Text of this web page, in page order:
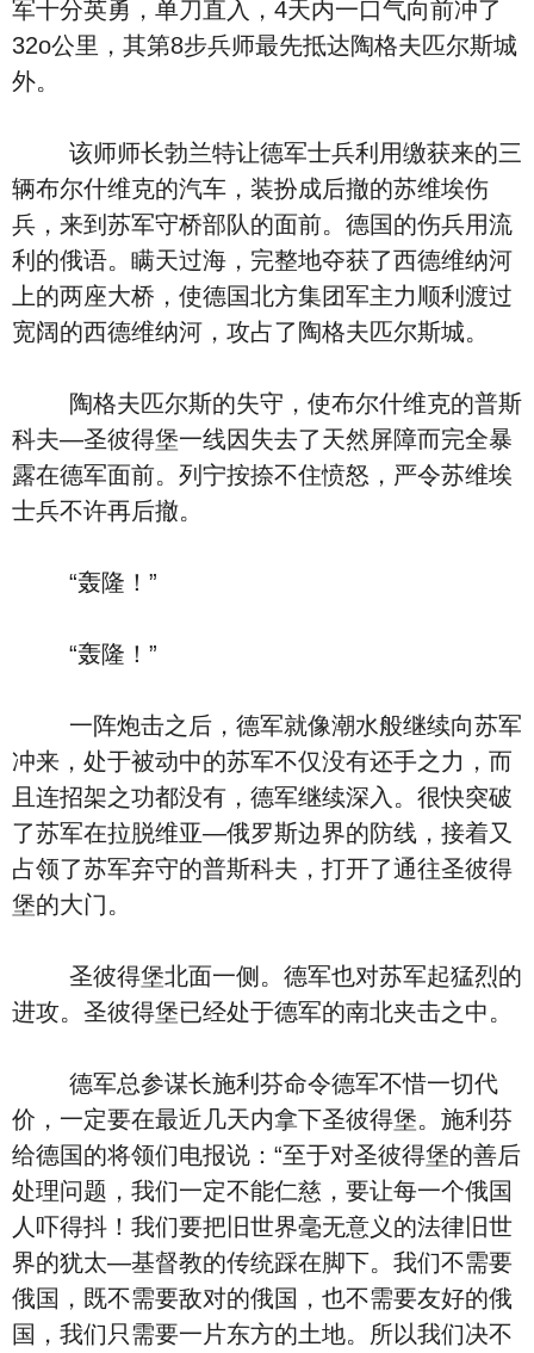
军十分英勇，单刀直入，4天内一口气向前冲了
32o公里，其第8步兵师最先抵达陶格夫匹尔斯城
外。
该师师长勃兰特让德军士兵利用缴获来的三
辆布尔什维克的汽车，装扮成后撤的苏维埃伤
兵，来到苏军守桥部队的面前。德国的伤兵用流
利的俄语。瞒天过海，完整地夺获了西德维纳河
上的两座大桥，使德国北方集团军主力顺利渡过
宽阔的西德维纳河，攻占了陶格夫匹尔斯城。
陶格夫匹尔斯的失守，使布尔什维克的普斯
科夫—圣彼得堡一线因失去了天然屏障而完全暴
露在德军面前。列宁按捺不住愤怒，严令苏维埃
士兵不许再后撤。
“轰隆！”
“轰隆！”
一阵炮击之后，德军就像潮水般继续向苏军
冲来，处于被动中的苏军不仅没有还手之力，而
且连招架之功都没有，德军继续深入。很快突破
了苏军在拉脱维亚—俄罗斯边界的防线，接着又
占领了苏军弃守的普斯科夫，打开了通往圣彼得
堡的大门。
圣彼得堡北面一侧。德军也对苏军起猛烈的
进攻。圣彼得堡已经处于德军的南北夹击之中。
德军总参谋长施利芬命令德军不惜一切代
价，一定要在最近几天内拿下圣彼得堡。施利芬
给德国的将领们电报说：“至于对圣彼得堡的善后
处理问题，我们一定不能仁慈，要让每一个俄国
人吓得抖！我们要把旧世界毫无意义的法律旧世
界的犹太—基督教的传统踩在脚下。我们不需要
俄国，既不需要敌对的俄国，也不需要友好的俄
国，我们只需要一片东方的土地。所以我们决不